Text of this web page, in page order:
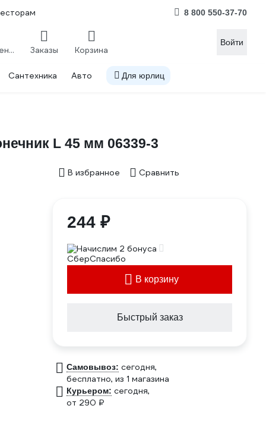
8 800 550-37-70
Сравнение Заказы Корзина
Войти
Сантехника Авто Для юрлиц
L 45 мм 06339-3
В избранное Сравнить
244 ₽
Начислим 2 бонуса
В корзину
Быстрый заказ
Самовывоз: сегодня,
бесплатно, из 1 магазина
Курьером: сегодня,
от 290 ₽